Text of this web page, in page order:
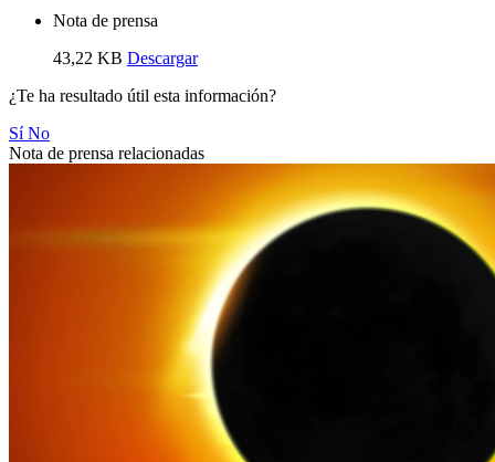
Nota de prensa
43,22 KB Descargar
¿Te ha resultado útil esta información?
SíNo
Nota de prensa relacionadas